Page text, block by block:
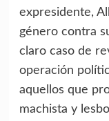
expresidente,
género contra
claro caso de
operación
aquellos que
machista y